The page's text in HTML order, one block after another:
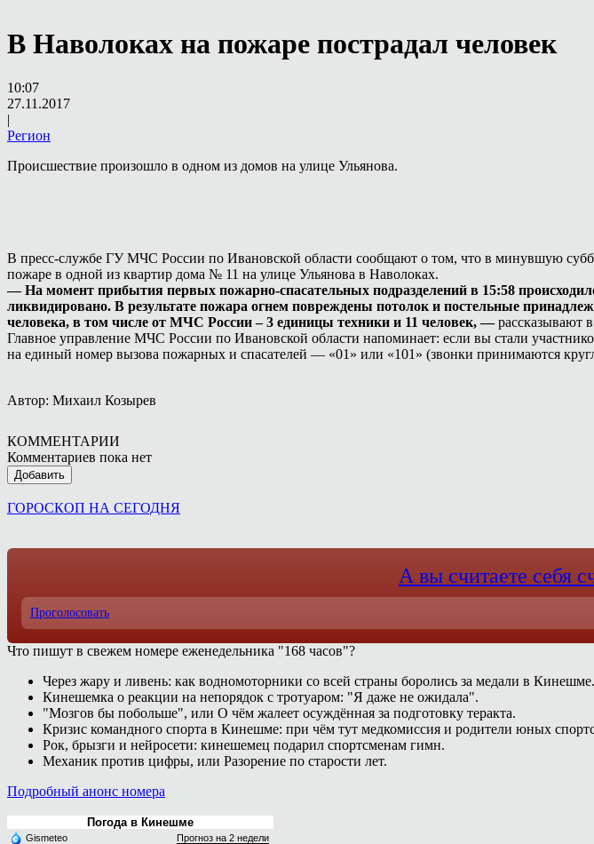
В Наволоках на пожаре пострадал человек
10:07
27.11.2017
|
Регион
Происшествие произошло в одном из домов на улице Ульянова.
В пресс-службе ГУ МЧС России по Ивановской области сообщают о том, что в минувшую
пожаре в одной из квартир дома № 11 на улице Ульянова в Наволоках.
— На момент прибытия первых пожарно-спасательных подразделений в 15:58
ликвидировано. В результате пожара огнем повреждены потолок и постельные
человека, в том числе от МЧС России – 3 единицы техники и 11 человек, —рассказывают
Главное управление МЧС России по Ивановской области напоминает: если вы стали
на единый номер вызова пожарных и спасателей — «01» или «101» (звонки принимаются
Автор: Михаил Козырев
КОММЕНТАРИИ
Комментариев пока нет
Добавить
ГОРОСКОП НА СЕГОДНЯ
А вы считаете себя
Проголосовать
Что пишут в свежем номере еженедельника "168 часов"?
Через жару и ливень: как водномоторники со всей страны боролись за медали в Кинешме.
Кинешемка о реакции на непорядок с тротуаром: "Я даже не ожидала".
"Мозгов бы побольше", или О чём жалеет осуждённая за подготовку теракта.
Кризис командного спорта в Кинешме: при чём тут медкомиссия и родители юных
Рок, брызги и нейросети: кинешемец подарил спортсменам гимн.
Механик против цифры, или Разорение по старости лет.
Подробный анонс номера
Погода в Кинешме
Gismeteo Прогноз на 2 недели